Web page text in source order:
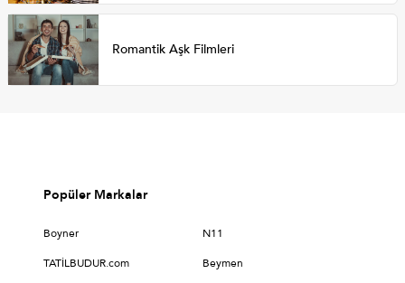
Romantik Aşk Filmleri
Popüler Markalar
Boyner N11
TATİLBUDUR.com Beymen